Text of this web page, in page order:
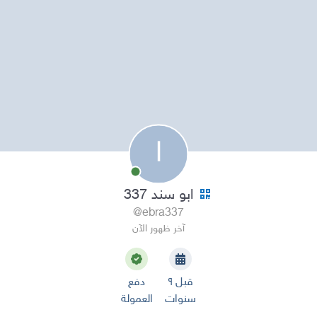
ا
ابو سند 337
@ebra337
آخر ظهور الآن
قبل ٩
سنوات
دفع
العمولة